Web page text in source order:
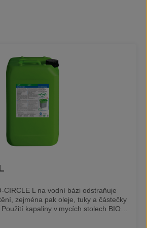
CIRCLE L na vodní bázi odstraňuje
zejména pak oleje, tuky a částečky
kapaliny v mycích stolech BIO-